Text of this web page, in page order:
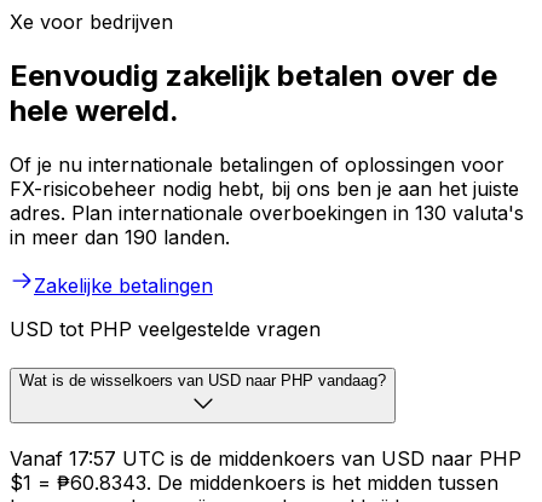
Xe voor bedrijven
Eenvoudig zakelijk betalen over de
hele wereld.
Of je nu internationale betalingen of oplossingen voor
FX-risicobeheer nodig hebt, bij ons ben je aan het juiste
adres. Plan internationale overboekingen in 130 valuta's
in meer dan 190 landen.
Zakelijke betalingen
USD tot PHP veelgestelde vragen
Wat is de wisselkoers van USD naar PHP vandaag?
Vanaf 17:57 UTC is de middenkoers van USD naar PHP
$1 = ₱60.8343. De middenkoers is het midden tussen